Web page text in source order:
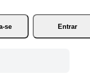
se
Entrar